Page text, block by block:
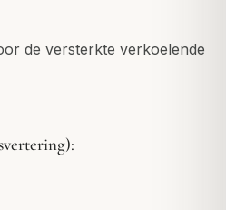
de versterkte verkoelende